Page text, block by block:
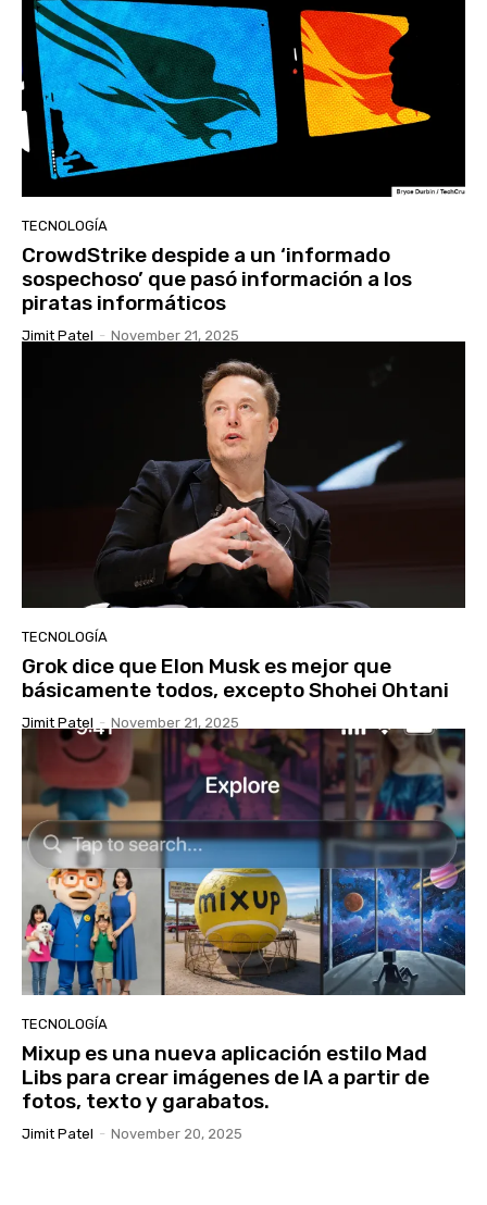
TECNOLOGÍA
CrowdStrike despide a un ‘informado
sospechoso’ que pasó información a los
piratas informáticos
Jimit Patel - November 21, 2025
TECNOLOGÍA
Grok dice que Elon Musk es mejor que
básicamente todos, excepto Shohei Ohtani
Jimit Patel - November 21, 2025
TECNOLOGÍA
Mixup es una nueva aplicación estilo Mad
Libs para crear imágenes de IA a partir de
fotos, texto y garabatos.
Jimit Patel - November 20, 2025